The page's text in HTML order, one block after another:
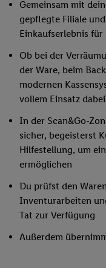
Gemeinsam mit
gepflegte Filiale
Einkaufserlebnis für
Ob bei der
der Ware, beim
modernen
vollem Einsatz dabei
In der Scan&Go-
sicher, begeisterst
Hilfestellung, um
ermöglichen
Du prüfst den
Inventurarbeiten
Tat zur Verfügung
Außerdem